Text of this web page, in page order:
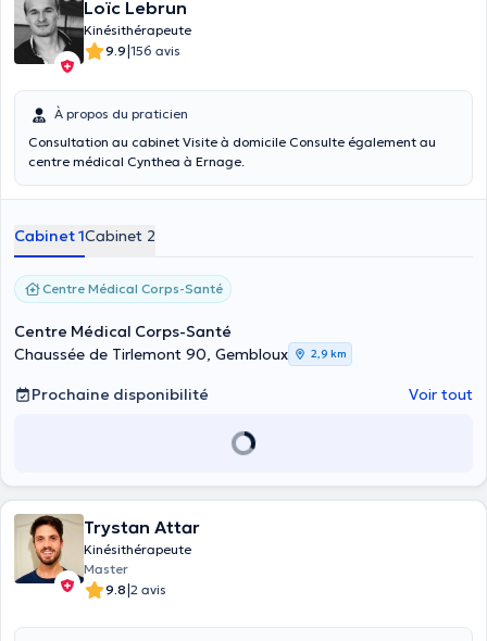
Loïc Lebrun
Kinésithérapeute
9.9|156 avis
À propos du praticien
Consultation au cabinet Visite à domicile Consulte également au
centre médical Cynthea à Ernage.
Cabinet 1Cabinet 2
Centre Médical Corps-Santé
Centre Médical Corps-Santé
Chaussée de Tirlemont 90, Gembloux
2,9 km
Prochaine disponibilité Voir tout
Trystan Attar
Kinésithérapeute
Master
9.8|2 avis